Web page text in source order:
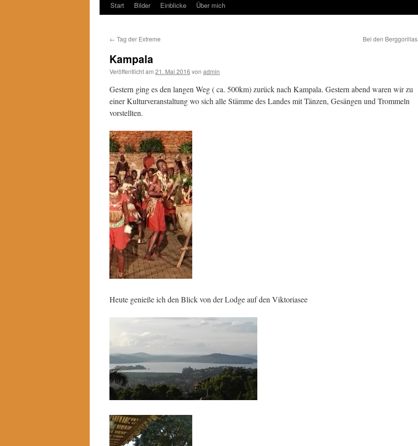
Start Bilder Einblicke Über mich
← Tag der Extreme Bei den Berggorillas
Kampala
Veröffentlicht am 21. Mai 2016 von admin
Gestern ging es den langen Weg ( ca. 500km) zurück nach Kampala. Gestern abend waren wir zu
einer Kulturveranstaltung wo sich alle Stämme des Landes mit Tänzen, Gesängen und Trommeln
vorstellten.
Heute genieße ich den Blick von der Lodge auf den Viktoriasee